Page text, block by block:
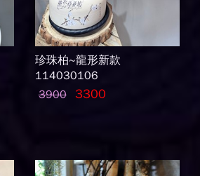
珍珠柏~龍形新款
114030106
3900
3300